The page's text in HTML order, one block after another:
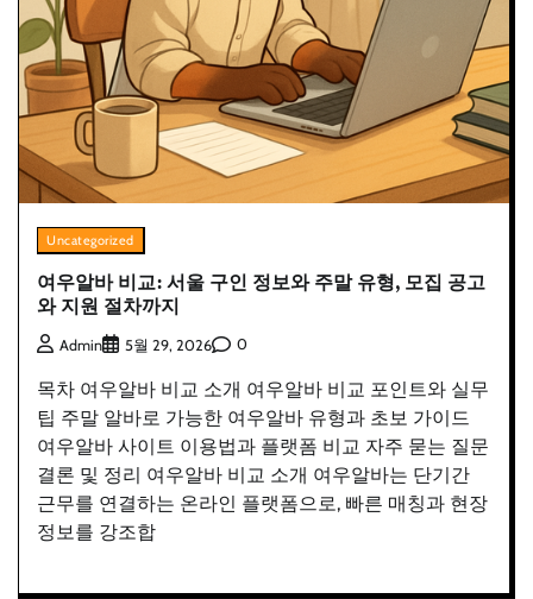
Uncategorized
여우알바 비교: 서울 구인 정보와 주말 유형, 모집 공고
와 지원 절차까지
Admin 5월 29, 2026 0
목차 여우알바 비교 소개 여우알바 비교 포인트와 실무
팁 주말 알바로 가능한 여우알바 유형과 초보 가이드
여우알바 사이트 이용법과 플랫폼 비교 자주 묻는 질문
결론 및 정리 여우알바 비교 소개 여우알바는 단기간
근무를 연결하는 온라인 플랫폼으로, 빠른 매칭과 현장
정보를 강조합